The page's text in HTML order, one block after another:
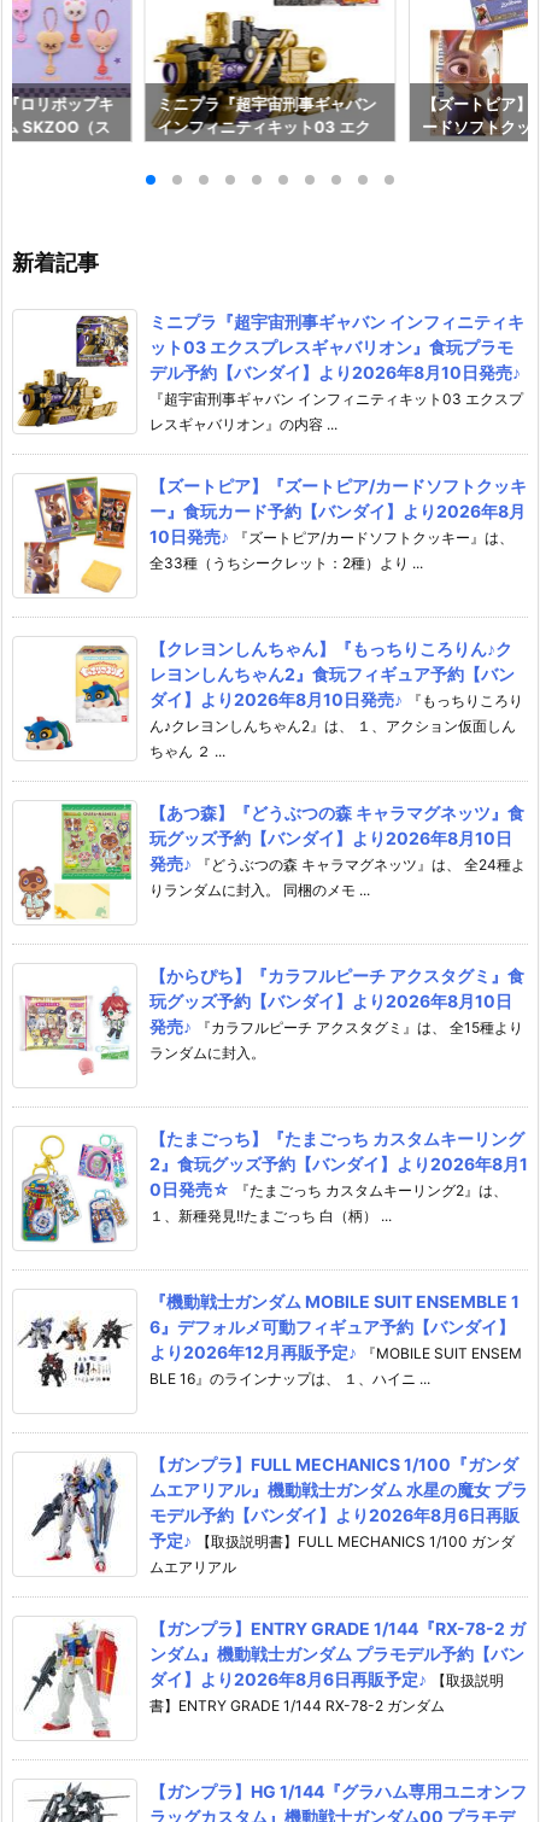
ロリポップキ
SKZOO（ス
ミニプラ『超宇宙刑事ギャバン
インフィニティキット03 エク
ラモデル予約【バンダイ】より
【ズートピア
ードソフトクッ
新着記事
ミニプラ『超宇宙刑事ギャバン インフィニティキ
ット03 エクスプレスギャバリオン』食玩プラモ
デル予約【バンダイ】より2026年8月10日発売♪
『超宇宙刑事ギャバン インフィニティキット03 エクスプ
レスギャバリオン』の内容 ...
【ズートピア】『ズートピア/カードソフトクッキ
ー』食玩カード予約【バンダイ】より2026年8月
10日発売♪
『ズートピア/カードソフトクッキー』は、
全33種（うちシークレット：2種）より ...
【クレヨンしんちゃん】『もっちりころりん♪ク
レヨンしんちゃん2』食玩フィギュア予約【バン
ダイ】より2026年8月10日発売♪
『もっちりころり
ん♪クレヨンしんちゃん2』は、 １、アクション仮面しん
ちゃん ２ ...
【あつ森】『どうぶつの森 キャラマグネッツ』食
玩グッズ予約【バンダイ】より2026年8月10日
発売♪
『どうぶつの森 キャラマグネッツ』は、 全24種よ
りランダムに封入。 同梱のメモ ...
【からぴち】『カラフルピーチ アクスタグミ』食
玩グッズ予約【バンダイ】より2026年8月10日
発売♪
『カラフルピーチ アクスタグミ』は、 全15種より
ランダムに封入。
【たまごっち】『たまごっち カスタムキーリング
2』食玩グッズ予約【バンダイ】より2026年8月1
0日発売☆
『たまごっち カスタムキーリング2』は、
１、新種発見!!たまごっち 白（柄） ...
『機動戦士ガンダム MOBILE SUIT ENSEMBLE 1
6』デフォルメ可動フィギュア予約【バンダイ】
より2026年12月再販予定♪
『MOBILE SUIT ENSEM
BLE 16』のラインナップは、 １、ハイニ ...
【ガンプラ】FULL MECHANICS 1/100『ガンダ
ムエアリアル』機動戦士ガンダム 水星の魔女 プラ
モデル予約【バンダイ】より2026年8月6日再販
予定♪
【取扱説明書】FULL MECHANICS 1/100 ガンダ
ムエアリアル
【ガンプラ】ENTRY GRADE 1/144『RX-78-2 ガ
ンダム』機動戦士ガンダム プラモデル予約【バン
ダイ】より2026年8月6日再販予定♪
【取扱説明
書】ENTRY GRADE 1/144 RX-78-2 ガンダム
【ガンプラ】HG 1/144『グラハム専用ユニオンフ
ラッグカスタム』機動戦士ガンダム00 プラモデ